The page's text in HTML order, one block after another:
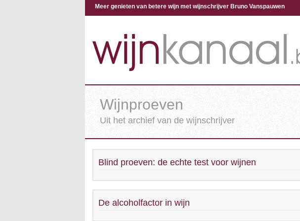
Meer genieten van betere wijn met wijnschrijver Bruno Vanspauwen
Wijnproeven
Uit het archief van de wijnschrijver
Blind proeven: de echte test voor wijnen
De alcoholfactor in wijn